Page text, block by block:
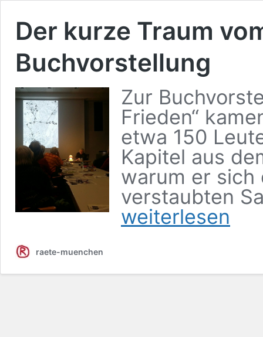
Der kurze Traum
Buchvorstellung
Zur
Frieden“
etwa 150
Kapitel aus
warum er sich
verstaubten
weiterlesen
raete-muenchen